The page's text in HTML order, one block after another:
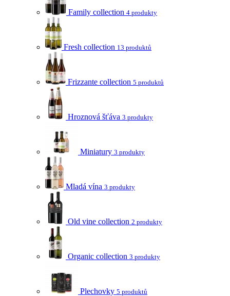
Family collection 4 produkty
Fresh collection 13 produktů
Frizzante collection 5 produktů
Hroznová šťáva 3 produkty
Miniatury 3 produkty
Mladá vína 3 produkty
Old vine collection 2 produkty
Organic collection 3 produkty
Plechovky 5 produktů